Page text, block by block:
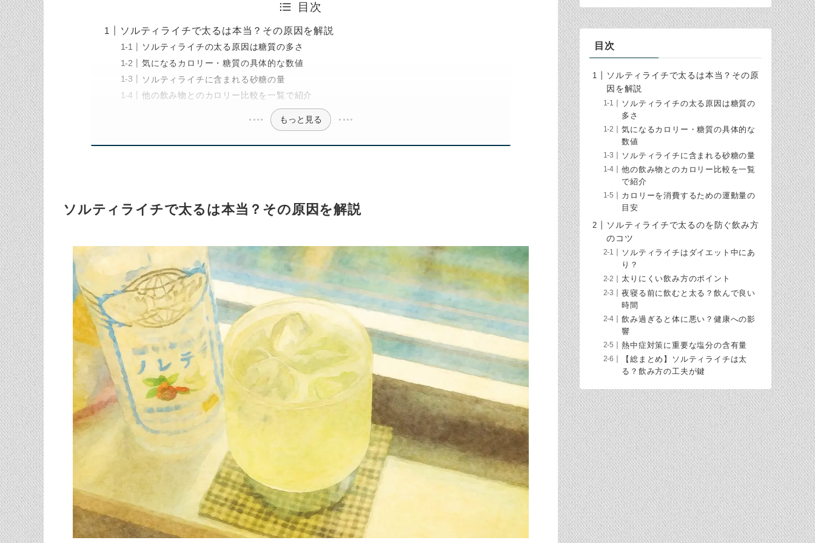
目次
ソルティライチで太るは本当？その原因を解説
ソルティライチの太る原因は糖質の多さ
気になるカロリー・糖質の具体的な数値
ソルティライチに含まれる砂糖の量
他の飲み物とのカロリー比較を一覧で紹介
もっと見る
ソルティライチで太るは本当？その原因を解説
目次
ソルティライチで太るは本当？その原
因を解説
ソルティライチの太る原因は糖質の
多さ
気になるカロリー・糖質の具体的な
数値
ソルティライチに含まれる砂糖の量
他の飲み物とのカロリー比較を一覧
で紹介
カロリーを消費するための運動量の
目安
ソルティライチで太るのを防ぐ飲み方
のコツ
ソルティライチはダイエット中にあ
り？
太りにくい飲み方のポイント
夜寝る前に飲むと太る？飲んで良い
時間
飲み過ぎると体に悪い？健康への影
響
熱中症対策に重要な塩分の含有量
【総まとめ】ソルティライチは太
る？飲み方の工夫が鍵